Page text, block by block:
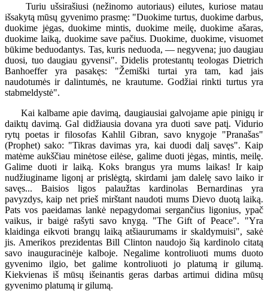
Turiu ušsirašiusi (nežinomo autoriaus) eilutes, kuriose matau
išsakytą mūsų gyvenimo prasmę: "Duokime turtus, duokime darbus,
duokime jėgas, duokime mintis, duokime meilę, duokime ašaras,
duokime laiką, duokime save pačius. Duokime, duokime, visuomet
būkime beduodantys. Tas, kuris neduoda, — negyvena; juo daugiau
duosi, tuo daugiau gyvensi". Didelis protestantų teologas Dietrich
Banhoeffer yra pasakęs: "Žemiški turtai yra tam, kad jais
naudotumės ir dalintumės, ne krautume. Godžiai rinkti turtus yra
stabmeldystė".
Kai kalbame apie davimą, daugiausiai galvojame apie pinigų ir
daiktų davimą. Gal didžiausia dovana yra duoti save patį. Vidurio
rytų poetas ir filosofas Kahlil Gibran, savo knygoje "Pranašas"
(Prophet) sako: "Tikras davimas yra, kai duodi dalį savęs". Kaip
matėme aukščiau minėtose eilėse, galime duoti jėgas, mintis, meilę.
Galime duoti ir laiką. Koks brangus yra mums laikas! Ir kaip
nudžiuginame ligonį ar prislėgtą, skirdami jam dalelę savo laiko ir
savęs... Baisios ligos palaužtas kardinolas Bernardinas yra
pavyzdys, kaip net prieš mirštant naudoti mums Dievo duotą laiką.
Pats vos paeidamas lankė nepagydomai sergančius ligonius, ypač
vaikus, ir baigė rašyti savo knygą. "The Gift of Peace". "Yra
klaidinga eikvoti brangų laiką atšiaurumams ir skaldymuisi", sakė
jis. Amerikos prezidentas Bill Clinton naudojo šią kardinolo citatą
savo inauguracinėje kalboje. Negalime kontroliuoti mums duoto
gyvenimo ilgio, bet galime kontroliuoti jo platumą ir gilumą.
Kiekvienas iš mūsų išeinantis geras darbas artimui didina mūsų
gyvenimo platumą ir gilumą.